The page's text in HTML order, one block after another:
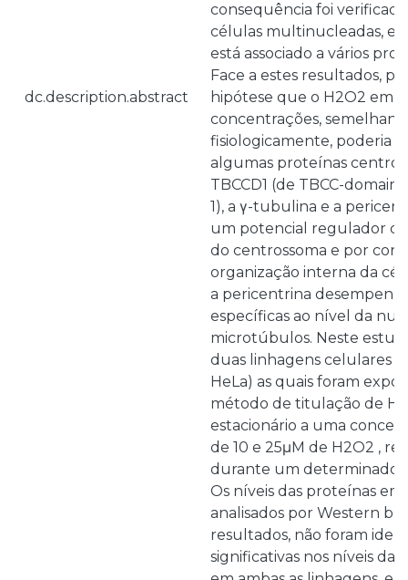
dc.description.abstract
consequência foi
células multinucleadas,
está associado a vários
Face a estes resultados,
hipótese que o H2O2 em
concentrações,
fisiologicamente, poderia
algumas proteínas
TBCCD1 (de TBCC-
1), a γ-tubulina e a
um potencial regulador
do centrossoma e por
organização interna da
a pericentrina
específicas ao nível da
microtúbulos. Neste
duas linhagens celulares
HeLa) as quais foram
método de titulação de
estacionário a uma
de 10 e 25μM de H2O2 ,
durante um determinado
Os níveis das proteínas
analisados por Western
resultados, não foram
significativas nos níveis da